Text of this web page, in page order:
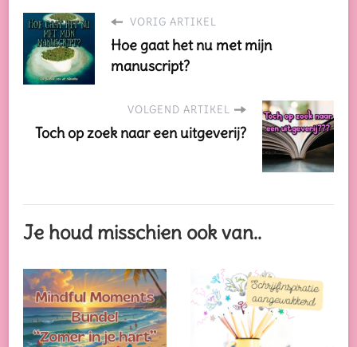
VORIG ARTIKEL
Hoe gaat het nu met mijn
manuscript?
VOLGEND ARTIKEL
Toch op zoek naar een uitgeverij?
Je houd misschien ook van..